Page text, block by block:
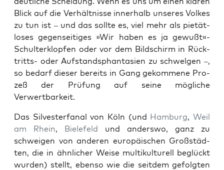
Blick auf die Ver­hält­nis­se inner­halb unse­res Vol­kes
zu tun ist – und das soll­te es, viel mehr als pie­tät­
lo­ses gegen­sei­ti­ges »Wir haben es ja gewußt«-
Schulterklopfen oder vor dem Bild­schirm in Rück­
tritts- oder Auf­stands­phan­ta­sien zu schwel­gen –,
so bedarf die­ser bereits in Gang gekom­me­ne Pro­
zeß der Prü­fung auf sei­ne mög­li­che
Verwertbarkeit.
Das Sil­ves­ter­fa­nal von Köln (und Ham­burg,Weil
am Rhein, Bie­le­feld und anders­wo, ganz zu
schwei­gen von ande­ren euro­päi­schen Groß­städ­
ten, die in ähn­li­cher Wei­se mul­ti­kul­tu­rell beglückt
wur­den) stellt, eben­so wie die seit­dem gefolg­ten